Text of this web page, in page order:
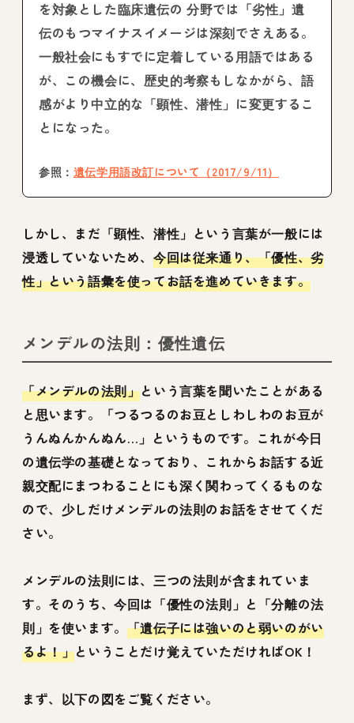
を対象とした臨床遺伝の 分野では「劣性」遺
伝のもつマイナスイメージは深刻でさえある。
一般社会にもすでに定着している用語ではある
が、この機会に、歴史的考察もしなかがら、語
感がより中立的な「顕性、潜性」に変更するこ
とになった。
参照： 遺伝学用語改訂について（2017/9/11）
しかし、まだ「顕性、潜性」という言葉が一般には
浸透していないため、 今回は従来通り、「優性、劣
性」という語彙を使ってお話を進めていきます。
メンデルの法則：優性遺伝
「メンデルの法則」という言葉を聞いたことがある
と思います。「つるつるのお豆としわしわのお豆が
うんぬんかんぬん…」というものです。これが今日
の遺伝学の基礎となっており、これからお話する近
親交配にまつわることにも深く関わってくるものな
ので、少しだけメンデルの法則のお話をさせてくだ
さい。
メンデルの法則には、三つの法則が含まれていま
す。そのうち、今回は「優性の法則」と「分離の法
則」を使います。 「遺伝子には強いのと弱いのがい
るよ！」ということだけ覚えていただければOK！
まず、以下の図をご覧ください。